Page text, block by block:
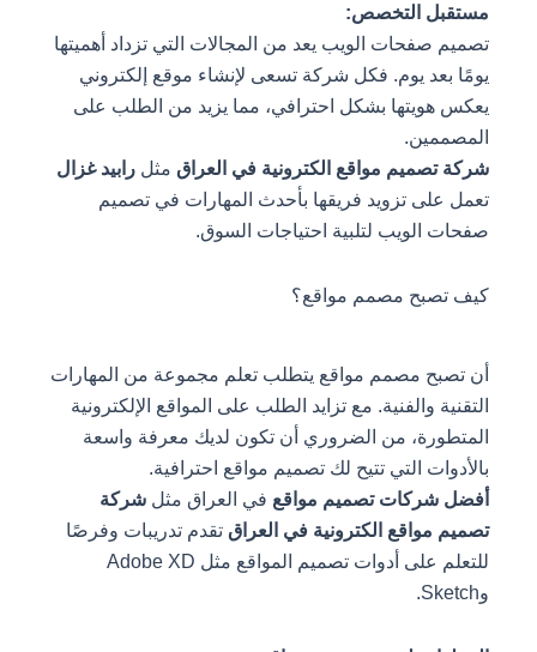
مستقبل التخصص:
تصميم صفحات الويب يعد من المجالات التي تزداد أهميتها
يومًا بعد يوم. فكل شركة تسعى لإنشاء موقع إلكتروني
يعكس هويتها بشكل احترافي، مما يزيد من الطلب على
المصممين.
شركة تصميم مواقع الكترونية في العراق مثلرابيد غزال
تعمل على تزويد فريقها بأحدث المهارات في تصميم
صفحات الويب لتلبية احتياجات السوق.
كيف تصبح مصمم مواقع؟
أن تصبح مصمم مواقع يتطلب تعلم مجموعة من المهارات
التقنية والفنية. مع تزايد الطلب على المواقع الإلكترونية
المتطورة، من الضروري أن تكون لديك معرفة واسعة
بالأدوات التي تتيح لك تصميم مواقع احترافية.
أفضل شركات تصميم مواقع في العراق مثلشركة
تصميم مواقع الكترونية في العراق تقدم تدريبات وفرصًا
للتعلم على أدوات تصميم المواقع مثل Adobe XD